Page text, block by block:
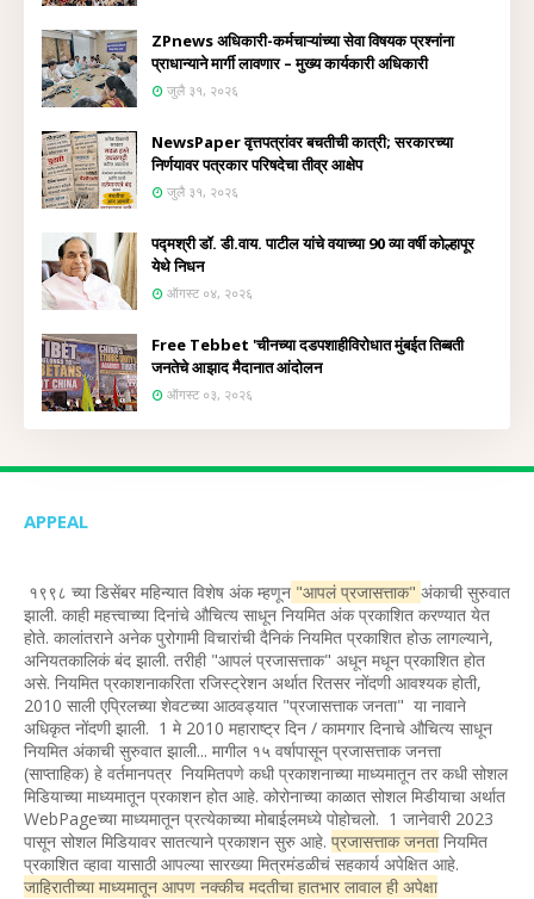
ZPnews अधिकारी-कर्मचाऱ्यांच्या सेवा विषयक प्रश्नांना
प्राधान्याने मार्गी लावणार – मुख्य कार्यकारी अधिकारी
जुलै ३१, २०२६
NewsPaper वृत्तपत्रांवर बचतीची कात्री; सरकारच्या
निर्णयावर पत्रकार परिषदेचा तीव्र आक्षेप
जुलै ३१, २०२६
पद्मश्री डॉ. डी.वाय. पाटील यांचे वयाच्या 90 व्या वर्षी कोल्हापूर
येथे निधन
ऑगस्ट ०४, २०२६
Free Tebbet 'चीनच्या दडपशाहीविरोधात मुंबईत तिब्बती
जनतेचे आझाद मैदानात आंदोलन
ऑगस्ट ०३, २०२६
APPEAL
१९९८ च्या डिसेंबर महिन्यात विशेष अंक म्हणून "आपलं प्रजासत्ताक" अंकाची सुरुवात
झाली. काही महत्त्वाच्या दिनांचे औचित्य साधून नियमित अंक प्रकाशित करण्यात येत
होते. कालांतराने अनेक पुरोगामी विचारांची दैनिकं नियमित प्रकाशित होऊ लागल्याने,
अनियतकालिकं बंद झाली. तरीही "आपलं प्रजासत्ताक" अधून मधून प्रकाशित होत
असे. नियमित प्रकाशनाकरिता रजिस्ट्रेशन अर्थात रितसर नोंदणी आवश्यक होती,
2010 साली एप्रिलच्या शेवटच्या आठवड्यात "प्रजासत्ताक जनता" या नावाने
अधिकृत नोंदणी झाली. 1 मे 2010 महाराष्ट्र दिन / कामगार दिनाचे औचित्य साधून
नियमित अंकाची सुरुवात झाली... मागील १५ वर्षापासून प्रजासत्ताक जनत्ता
(साप्ताहिक) हे वर्तमानपत्र नियमितपणे कधी प्रकाशनाच्या माध्यमातून तर कधी सोशल
मिडियाच्या माध्यमातून प्रकाशन होत आहे. कोरोनाच्या काळात सोशल मिडीयाचा अर्थात
WebPageच्या माध्यमातून प्रत्येकाच्या मोबाईलमध्ये पोहोचलो. 1 जानेवारी 2023
पासून सोशल मिडियावर सातत्याने प्रकाशन सुरु आहे. प्रजासत्ताक जनतानियमित
प्रकाशित व्हावा यासाठी आपल्या सारख्या मित्रमंडळीचं सहकार्य अपेक्षित आहे.
जाहिरातीच्या माध्यमातून आपण नक्कीच मदतीचा हातभार लावाल ही अपेक्षा